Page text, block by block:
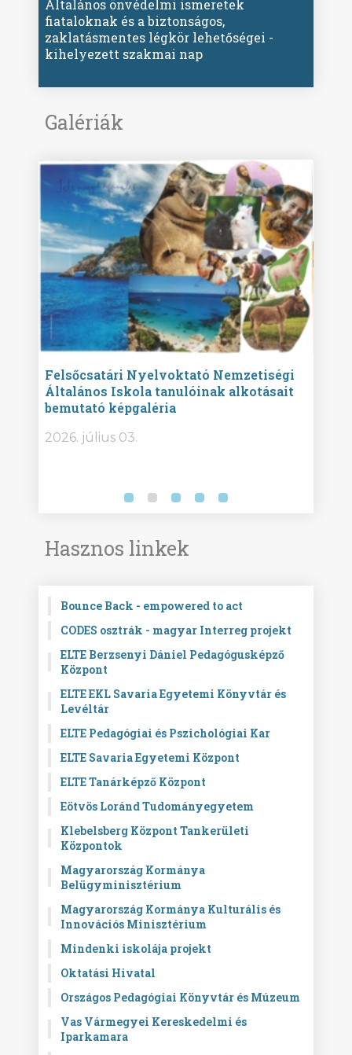
Általános önvédelmi ismeretek
fiataloknak és a biztonságos,
zaklatásmentes légkör lehetőségei -
kihelyezett szakmai nap
Galériák
Felsőcsatári Nyelvoktató Nemzetiségi
Általános Iskola tanulóinak alkotásait
bemutató képgaléria
2026. július 03.
Hasznos linkek
Bounce Back - empowered to act
CODES osztrák - magyar Interreg projekt
ELTE Berzsenyi Dániel Pedagógusképző
Központ
ELTE EKL Savaria Egyetemi Könyvtár és
Levéltár
ELTE Pedagógiai és Pszichológiai Kar
ELTE Savaria Egyetemi Központ
ELTE Tanárképző Központ
Eötvös Loránd Tudományegyetem
Klebelsberg Központ Tankerületi
Központok
Magyarország Kormánya
Belügyminisztérium
Magyarország Kormánya Kulturális és
Innovációs Minisztérium
Mindenki iskolája projekt
Oktatási Hivatal
Országos Pedagógiai Könyvtár és Múzeum
Vas Vármegyei Kereskedelmi és
Iparkamara